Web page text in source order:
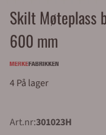
Skilt Møteplass
600 mm
4 På lager
Art.nr:301023H